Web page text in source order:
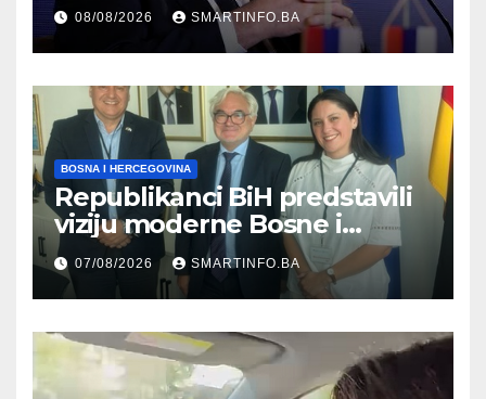
kultura postoji i pripada svim
građanima
08/08/2026 SMARTINFO.BA
BOSNA I HERCEGOVINA
Republikanci BiH predstavili
viziju moderne Bosne i
Hercegovine ambasadoru
Njemačke
07/08/2026 SMARTINFO.BA